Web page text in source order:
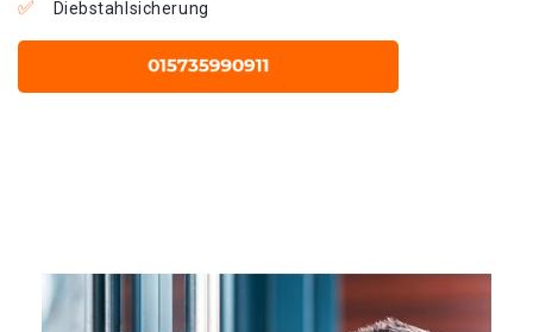
Diebstahlsicherung